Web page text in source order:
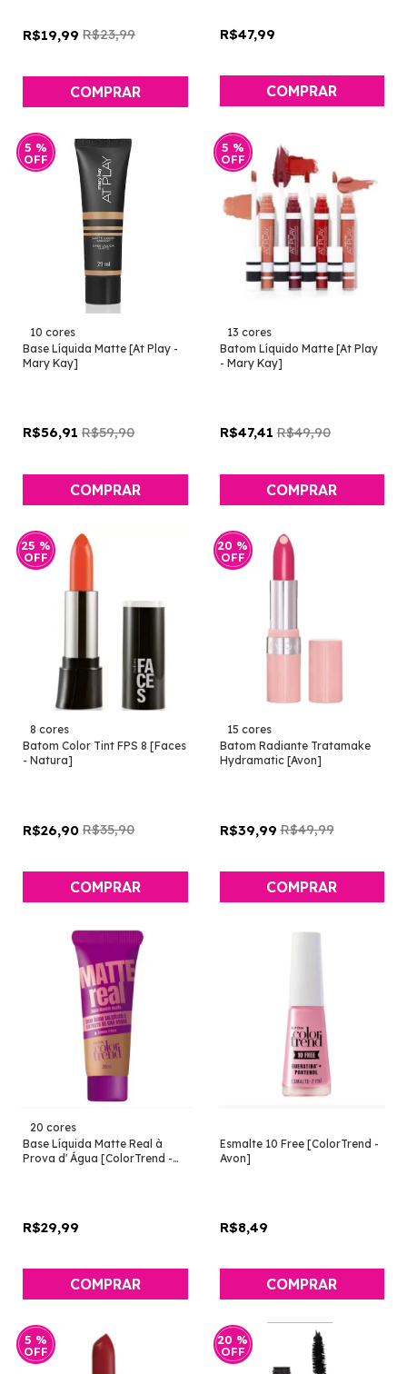
R$19,99 R$23,99
COMPRAR
R$47,99
5 %
OFF
10 cores
Base Líquida Matte [At Play -
Mary Kay]
R$56,91 R$59,90
COMPRAR
5 %
OFF
13 cores
Batom Líquido Matte [At Play
- Mary Kay]
R$47,41 R$49,90
COMPRAR
25 %
OFF
8 cores
Batom Color Tint FPS 8 [Faces
- Natura]
R$26,90 R$35,90
COMPRAR
20 %
OFF
15 cores
Batom Radiante Tratamake
Hydramatic [Avon]
R$39,99 R$49,99
COMPRAR
20 cores
Base Líquida Matte Real à
Prova d' Água [ColorTrend -
R$29,99
COMPRAR
Esmalte 10 Free [ColorTrend -
Avon]
R$8,49
COMPRAR
5 %
OFF
20 %
OFF